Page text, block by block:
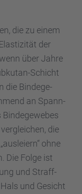
die zu einem
der
über Jahre
Schicht
die Binde­ge­
an Spann­
Binde­ge­we­bes
die
ohne
Die Folge ist
und Straff­
und Gesicht